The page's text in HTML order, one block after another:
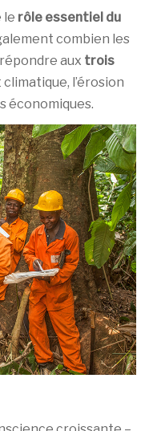
le rôle essentiel du
combien les
aux trois
l’érosion
économiques.